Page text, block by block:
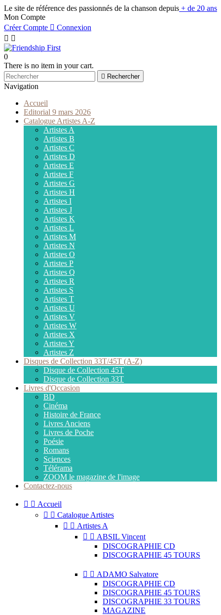
Le site de référence des passionnés de la chanson depuis + de 20 ans
Mon Compte
Créer Compte  Connexion
 
0
There is no item in your cart.
 Rechercher
Navigation
Accueil
Editorial 9 mars 2026
Catalogue Artistes A-Z
Artistes A
Artistes B
Artistes C
Artistes D
Artistes E
Artistes F
Artistes G
Artistes H
Artistes I
Artistes J
Artistes K
Artistes L
Artistes M
Artistes N
Artistes O
Artistes P
Artistes Q
Artistes R
Artistes S
Artistes T
Artistes U
Artistes V
Artistes W
Artistes X
Artistes Y
Artistes Z
Disques de Collection 33T/45T (A-Z)
Disque de Collection 45T
Disque de Collection 33T
Livres d'Occasion
BD
Cinéma
Histoire de France
Livres Anciens
Livres de Poche
Poésie
Romans
Sciences
Télérama
ZOOM le magazine de l'image
Contactez-nous
  Accueil
  Catalogue Artistes
  Artistes A
  ABSIL Vincent
DISCOGRAPHIE CD
DISCOGRAPHIE 45 TOURS
  ADAMO Salvatore
DISCOGRAPHIE CD
DISCOGRAPHIE 45 TOURS
DISCOGRAPHIE 33 TOURS
MAGAZINE